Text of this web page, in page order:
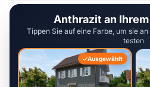
Anthrazit an
Tippen Sie auf eine Farbe, um sie
testen
Ausgewählt